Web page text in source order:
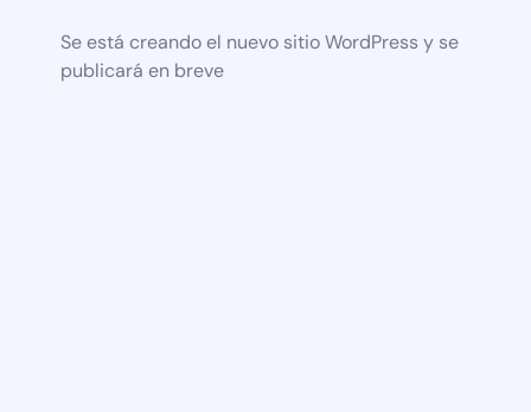
Se está creando el nuevo sitio WordPress y se
publicará en breve